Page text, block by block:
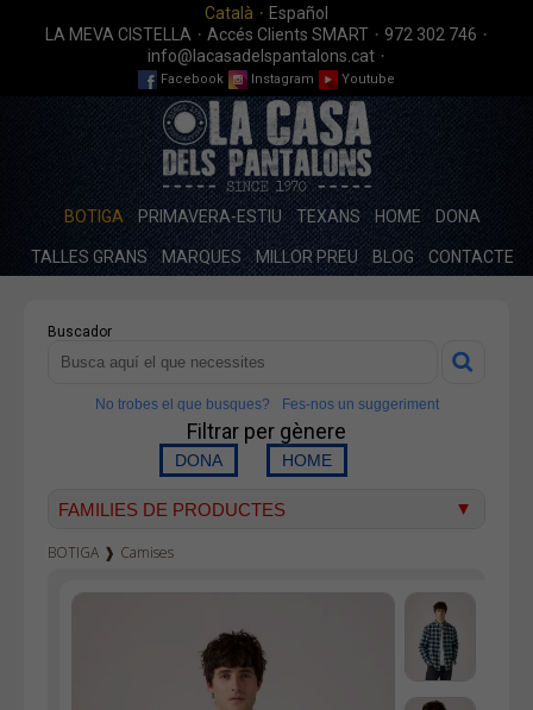
Català · Español
LA MEVA CISTELLA · Accés Clients SMART · 972 302 746 ·
info@lacasadelspantalons.cat ·
Facebook Instagram Youtube
BOTIGA PRIMAVERA-ESTIU TEXANS HOME DONA
TALLES GRANS MARQUES MILLOR PREU BLOG CONTACTE
Buscador
No trobes el que busques? Fes-nos un suggeriment
Filtrar per gènere
FAMILIES DE PRODUCTES
Texà home
Texà dona
BOTIGA ❱ Camises